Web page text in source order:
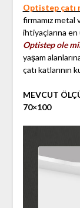
Optistep çatı
firmamız metal
ihtiyaçlarına
Optistep ole
yaşam
çatı katlarının
MEVCUT
70×100